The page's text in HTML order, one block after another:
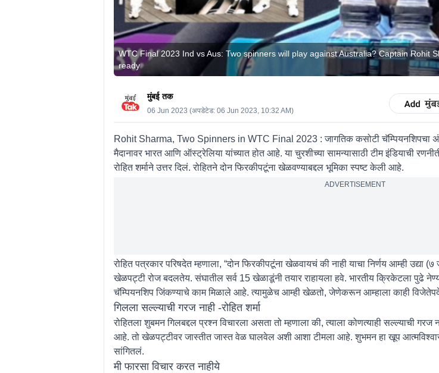
WTC Final 2023 Ind vs Aus: Two spinners will play against Australia? Captain Rohit
ready
मुंबई तक
06 Jun 2023 (अपडेटेड: 06 Jun 2023, 10:32 AM)
Rohit Sharma, Two Spinners in WTC Final 2023 : जागतिक कसोटी चॅम्पियनशिपचा
मैदानावर भारत आणि ऑस्ट्रेलिया यांच्यात होत आहे. या चुरशीच्या सामन्यासाठी टीम इंडियाची
रोहित शर्माने उत्तर दिलं. रोहितने दोन फिरकीपटूंना खेळवण्याबद्दल भूमिका स्पष्ट केली आहे.
ADVERTISEMENT
रोहित पत्रकार परिषदेत म्हणाला, “दोन फिरकीपटूंना खेळवायचं की नाही याचा निर्णय आम्ही
खेळपट्टी रोज बदलतेय. संघातील सर्व 15 खेळाडूंनी तयार राहायला हवे. भारतीय क्रिकेटला पुढे
चॅम्पियनशिप जिंकण्याचे काम मिळाले आहे. त्यामुळेच आम्ही खेळतो, जेणेकरून आम्हाला काही
गिलला सल्ल्याची गरज नाही -रोहित शर्मा
रोहितला शुबमन गिलबद्दल प्रश्न विचारला असता तो म्हणाला की, त्याला कोणत्याही सल्ल्याची
आहे. तो खेळपट्टीवर जास्तीत जास्त वेळ घालवेल अशी आशा टीमला आहे. शुभमन हा खूप
सांगितलं.
मी फारसा विचार करत नाहीये